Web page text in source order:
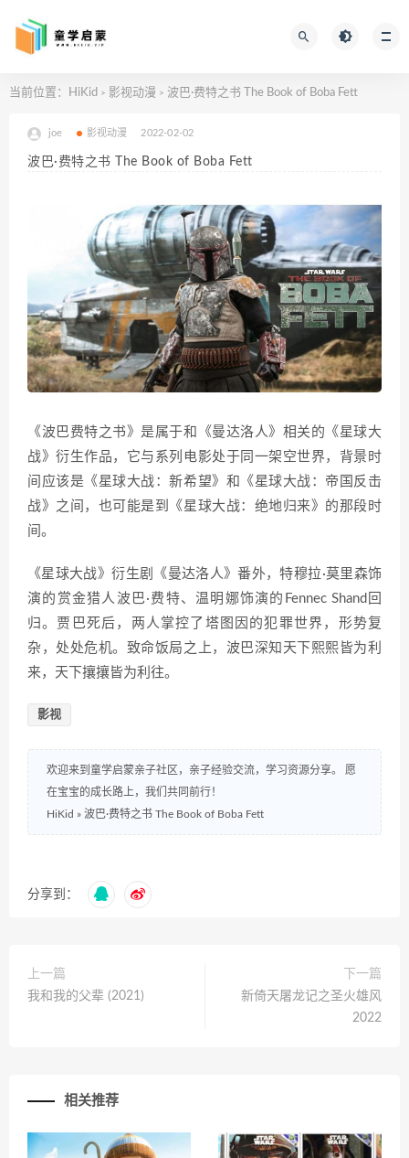
当前位置： HiKid > 影视动漫 > 波巴·费特之书 The Book of Boba Fett
joe 影视动漫 2022-02-02
波巴·费特之书 The Book of Boba Fett
《波巴费特之书》是属于和《曼达洛人》相关的《星球大
战》衍生作品，它与系列电影处于同一架空世界，背景时
间应该是《星球大战：新希望》和《星球大战：帝国反击
战》之间，也可能是到《星球大战：绝地归来》的那段时
间。
《星球大战》衍生剧《曼达洛人》番外，特穆拉·莫里森饰
演的赏金猎人波巴·费特、温明娜饰演的Fennec Shand回
归。贾巴死后，两人掌控了塔图因的犯罪世界，形势复
杂，处处危机。致命饭局之上，波巴深知天下熙熙皆为利
来，天下攘攘皆为利往。
影视
欢迎来到童学启蒙亲子社区，亲子经验交流，学习资源分享。 愿
在宝宝的成长路上，我们共同前行！
HiKid » 波巴·费特之书 The Book of Boba Fett
分享到：
上一篇
我和我的父辈 (2021)
下一篇
新倚天屠龙记之圣火雄风
2022
相关推荐